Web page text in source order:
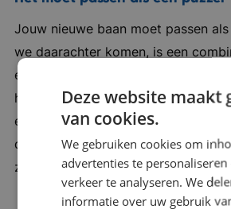
waar collega’s elkaar
belangrijk is. Ze hebben een
werkzaamheden elke dag een
ontwikkeling en opleiding.
service zijn belangrijke factoren
organisatie, iedereen gaat voor
Hierdoor is het van belang om
efficiënt te blijven denken en
Jouw nieuwe baan moet passen
we daarachter komen, is een
ervaring en een vleugje
heb je een duwtje in de rug nodig.
een zinvolle carrièrestap te laten
doorgronden we jou én de
zoeken jullie écht? Zijn jullie voor
Deze website maakt
van cookies.
We gebruiken cookies om
advertenties te
verkeer te analyseren. We
informatie over uw gebruik